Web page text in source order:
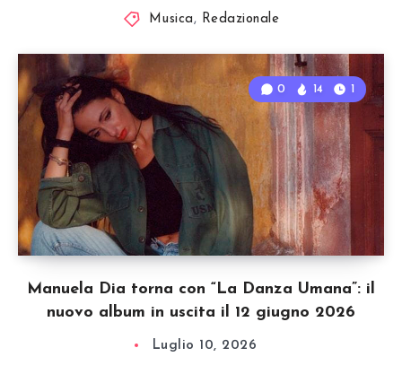
Musica, Redazionale
Manuela Dia torna con “La Danza Umana”: il
nuovo album in uscita il 12 giugno 2026
0 14 1
Luglio 10, 2026